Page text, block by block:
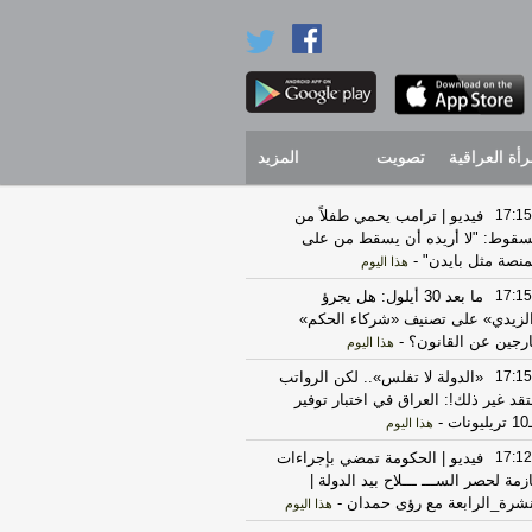
العراقية تصويت المزيد
17:15
فيديو | ترامب يحمي طفلاً من
"لا أريده أن يسقط من على
مثل بايدن" - هذا اليوم
17:15
ما بعد 30 أيلول: هل يجرؤ
على تصنيف «شركاء الحكم»
عن القانون؟ - هذا اليوم
17:15
«الدولة لا تفلس».. لكن الرواتب
غير ذلك!: العراق في اختبار توفير
- هذا اليوم
17:12
فيديو | الحكومة تمضي بإجراءات
لحصر الســـ ـــلاح بيد الدولة |
مع رؤى حمدان - هذا اليوم